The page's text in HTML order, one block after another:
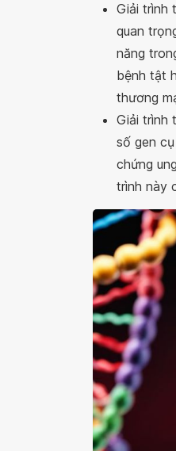
Giải trình
quan
năng
bệnh tật
thương
Giải trình
số gen
chứng
trình này